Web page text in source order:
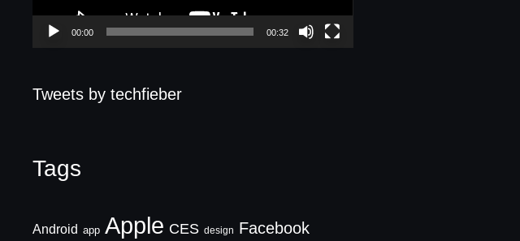
00:00 00:32
Tweets by techfieber
Tags
Android app Apple CES design Facebook